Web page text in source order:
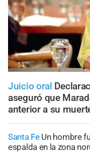
Juicio oral
aseguró que
anterior a su
Santa Fe Un hombre
espalda en la zona